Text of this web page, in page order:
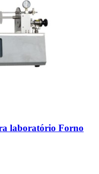
laboratório Forno